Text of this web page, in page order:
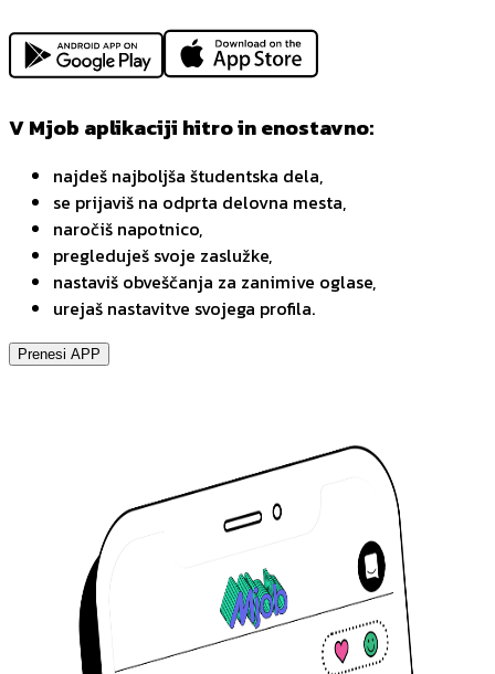
V Mjob aplikaciji hitro in enostavno:
najdeš najboljša študentska dela,
se prijaviš na odprta delovna mesta,
naročiš napotnico,
pregleduješ svoje zaslužke,
nastaviš obveščanja za zanimive oglase,
urejaš nastavitve svojega profila.
Prenesi APP